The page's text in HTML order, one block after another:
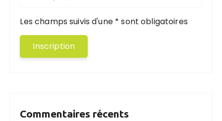
Les champs suivis d'une * sont obligatoires
Commentaires récents